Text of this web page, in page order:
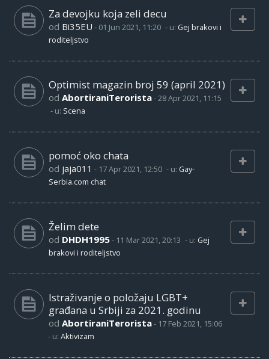
Za devojku koja zeli decu
od Bi35EU - 01 Jun 2021, 11:20 - u: Gej brakovi i
roditeljstvo
Optimist magazin broj 59 (april 2021)
od AbortiraniTerorista-28 Apr 2021, 11:15
- u: Scena
pomoć oko chata
od jaja011 - 17 Apr 2021, 12:50 - u: Gay-
Serbia.com chat
Želim dete
od DHDH1995- 11 Mar 2021, 20:13 - u: Gej
brakovi i roditeljstvo
Istraživanje o položaju LGBT+
građana u Srbiji za 2021. godinu
od AbortiraniTerorista- 17 Feb 2021, 15:06
- u: Aktivizam